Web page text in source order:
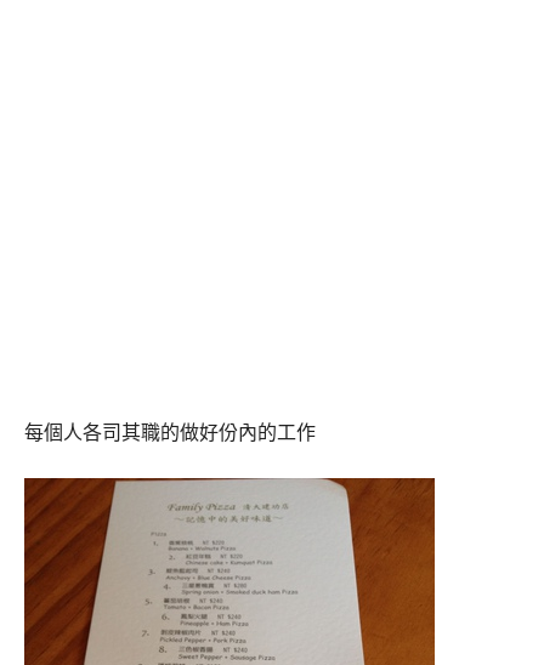
每個人各司其職的做好份內的工作